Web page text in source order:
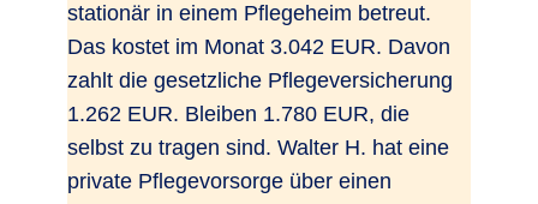
stationär in einem Pflegeheim betreut.
Das kostet im Monat 3.042 EUR. Davon
zahlt die gesetzliche Pflegeversicherung
1.262 EUR. Bleiben 1.780 EUR, die
selbst zu tragen sind. Walter H. hat eine
private Pflegevorsorge über einen